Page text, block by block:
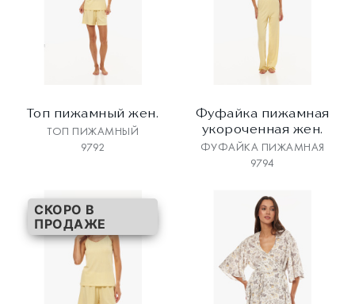
Топ пижамный жен.
ТОП ПИЖАМНЫЙ
9792
Фуфайка пижамная
укороченная жен.
ФУФАЙКА ПИЖАМНАЯ
9794
СКОРО В
ПРОДАЖЕ